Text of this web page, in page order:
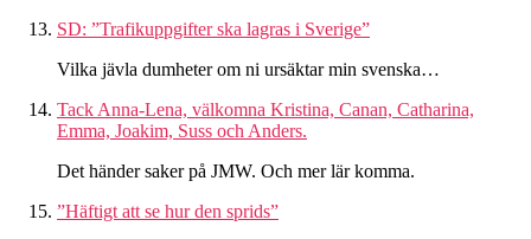
SD: ”Trafikuppgifter ska lagras i Sverige”
Vilka jävla dumheter om ni ursäktar min svenska…
Tack Anna-Lena, välkomna Kristina, Canan, Catharina,
Emma, Joakim, Suss och Anders.
Det händer saker på JMW. Och mer lär komma.
”Häftigt att se hur den sprids”